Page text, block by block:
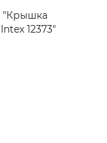
"Крышка
12373"